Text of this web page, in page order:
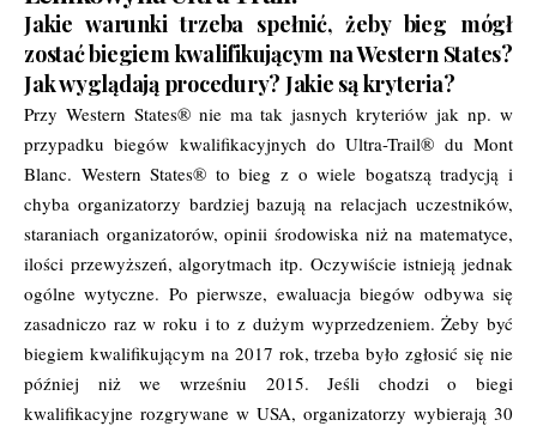
Jakie warunki trzeba spełnić, żeby bieg mógł
zostać biegiem kwalifikującym na Western States?
Jak wyglądają procedury? Jakie są kryteria?
Przy Western States® nie ma tak jasnych kryteriów jak np. w
przypadku biegów kwalifikacyjnych do Ultra-Trail® du Mont
Blanc. Western States® to bieg z o wiele bogatszą tradycją i
chyba organizatorzy bardziej bazują na relacjach uczestników,
staraniach organizatorów, opinii środowiska niż na matematyce,
ilości przewyższeń, algorytmach itp. Oczywiście istnieją jednak
ogólne wytyczne. Po pierwsze, ewaluacja biegów odbywa się
zasadniczo raz w roku i to z dużym wyprzedzeniem. Żeby być
biegiem kwalifikującym na 2017 rok, trzeba było zgłosić się nie
później niż we wrześniu 2015. Jeśli chodzi o biegi
kwalifikacyjne rozgrywane w USA, organizatorzy wybierają 30